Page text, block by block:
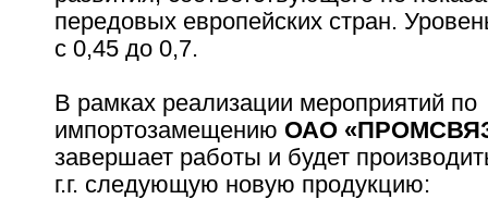
передовых европейских стран.
с 0,45 до 0,7.
В рамках реализации мероприятий по
импортозамещению ОАО
завершает работы и будет
г.г. следующую новую продукцию: